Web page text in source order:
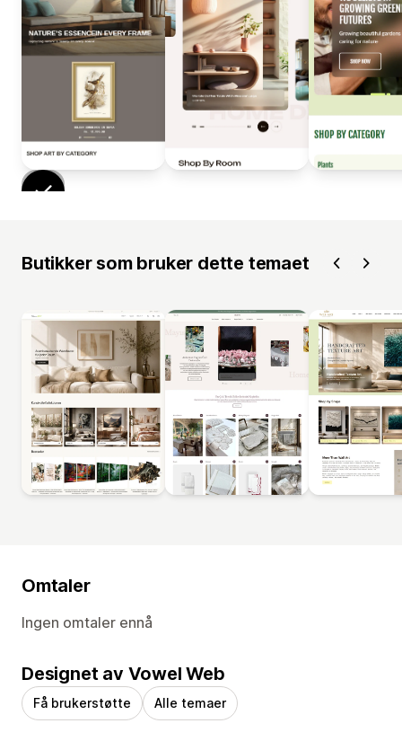
Butikker som bruker dette temaet
Omtaler
Ingen omtaler ennå
Designet av Vowel Web
Få brukerstøtte Alle temaer